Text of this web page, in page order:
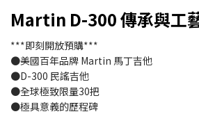
Martin D-300 傳承與工
***即刻開放預購***
●美國百年品牌 Martin 馬丁吉他
●D-300 民謠吉他
●全球極致限量30把
●極具意義的歷程碑